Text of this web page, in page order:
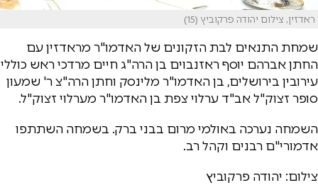
ראדזין, צילום יהודה פרקוביץ (15)
שמחת התנאים לבת הזקונים של האדמו"ר מראדזין עם
החתן אברהם יוסף ראזנבוים בן הרה"ג חיים מרדכי ראש כוללי
עירובין בירושלים, בן האדמו"ר מלינסק וחתן הרה"צ ר' שמעון
סופר זצוק"ל אב"ד ערלוי צפת בן האדמו"ר מערלוי זצוק"ל.
השמחה נערכה באולמי מרום בבני ברק. בשמחה השתתפו
אדמורי"ם רבנים וקהל רב.
צילום: יהודה פרקוביץ